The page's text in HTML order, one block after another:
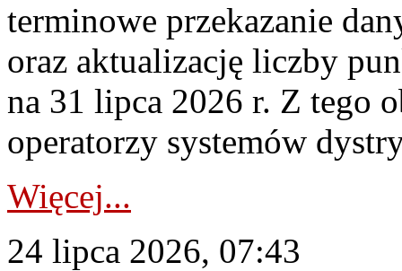
terminowe przekazanie
oraz aktualizację liczby
na 31 lipca 2026 r. Z tego
operatorzy systemów
Więcej...
24 lipca 2026, 07:43